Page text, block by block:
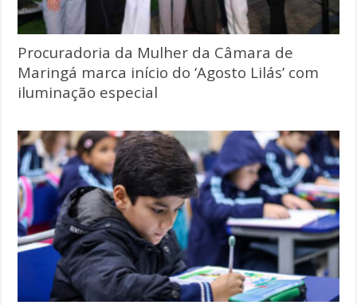
Procuradoria da Mulher da Câmara de
Maringá marca início do ‘Agosto Lilás’ com
iluminação especial